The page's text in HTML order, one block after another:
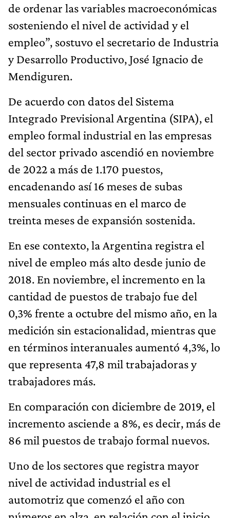
de ordenar las variables macroeconómicas
sosteniendo el nivel de actividad y el
empleo”, sostuvo el secretario de Industria
y Desarrollo Productivo, José Ignacio de
Mendiguren.
De acuerdo con datos del Sistema
Integrado Previsional Argentina (SIPA), el
empleo formal industrial en las empresas
del sector privado ascendió en noviembre
de 2022 a más de 1.170 puestos,
encadenando así 16 meses de subas
mensuales continuas en el marco de
treinta meses de expansión sostenida.
En ese contexto, la Argentina registra el
nivel de empleo más alto desde junio de
2018. En noviembre, el incremento en la
cantidad de puestos de trabajo fue del
0,3% frente a octubre del mismo año, en la
medición sin estacionalidad, mientras que
en términos interanuales aumentó 4,3%, lo
que representa 47,8 mil trabajadoras y
trabajadores más.
En comparación con diciembre de 2019, el
incremento asciende a 8%, es decir, más de
86 mil puestos de trabajo formal nuevos.
Uno de los sectores que registra mayor
nivel de actividad industrial es el
automotriz que comenzó el año con